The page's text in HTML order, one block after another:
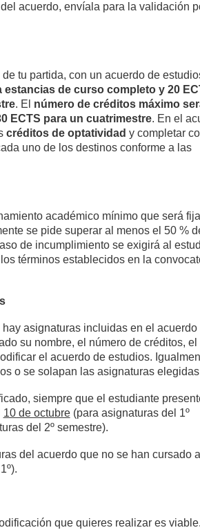
acuerdo, envíala para la validación
tu partida, con un acuerdo de
estancias de curso completo y 20
. El número de créditos máximo
ECTS para un cuatrimestre. En el
créditos de optatividad y completar
uno de los destinos conforme a las
académico mínimo que será
se pide superar al menos el 50 %
de incumplimiento se exigirá al
términos establecidos en la
asignaturas incluidas en el acuerdo
su nombre, el número de créditos, el
el acuerdo de estudios.
o se solapan las asignaturas
siempre que el estudiante
10 de octubre(para asignaturas del 1º
del 2º semestre).
del acuerdo que no se han cursado
que quieres realizar es viable.